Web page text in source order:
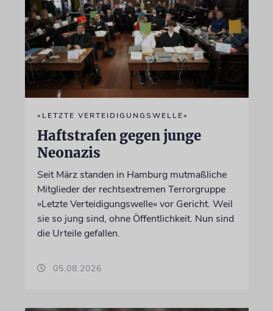
»LETZTE VERTEIDIGUNGSWELLE«
Haftstrafen gegen junge
Neonazis
Seit März standen in Hamburg mutmaßliche
Mitglieder der rechtsextremen Terrorgruppe
»Letzte Verteidigungswelle« vor Gericht. Weil
sie so jung sind, ohne Öffentlichkeit. Nun sind
die Urteile gefallen.
05.08.2026